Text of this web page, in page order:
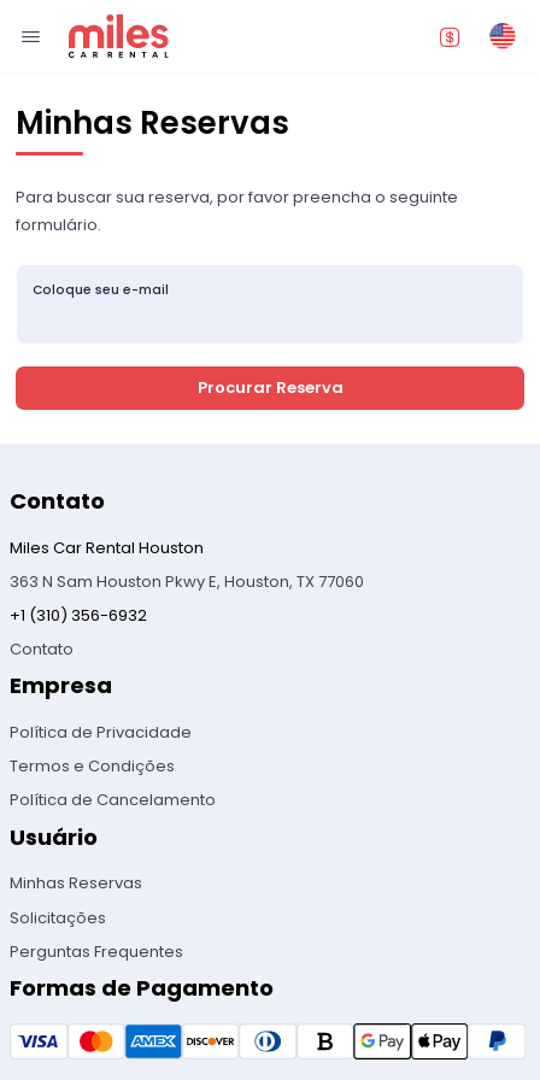
Minhas Reservas
Para buscar sua reserva, por favor preencha o seguinte
formulário.
Coloque seu e-mail
Procurar Reserva
Contato
Miles Car Rental Houston
363 N Sam Houston Pkwy E, Houston, TX 77060
+1 (310) 356-6932
Contato
Empresa
Política de Privacidade
Termos e Condições
Política de Cancelamento
Usuário
Minhas Reservas
Solicitações
Perguntas Frequentes
Formas de Pagamento